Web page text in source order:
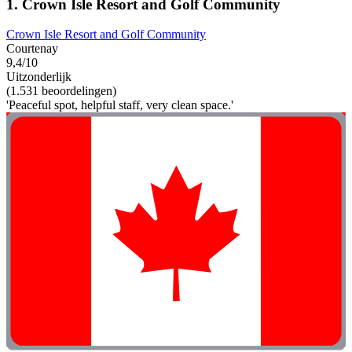
1. Crown Isle Resort and Golf Community
Crown Isle Resort and Golf Community
Courtenay
9,4/10
Uitzonderlijk
(1.531 beoordelingen)
'Peaceful spot, helpful staff, very clean space.'